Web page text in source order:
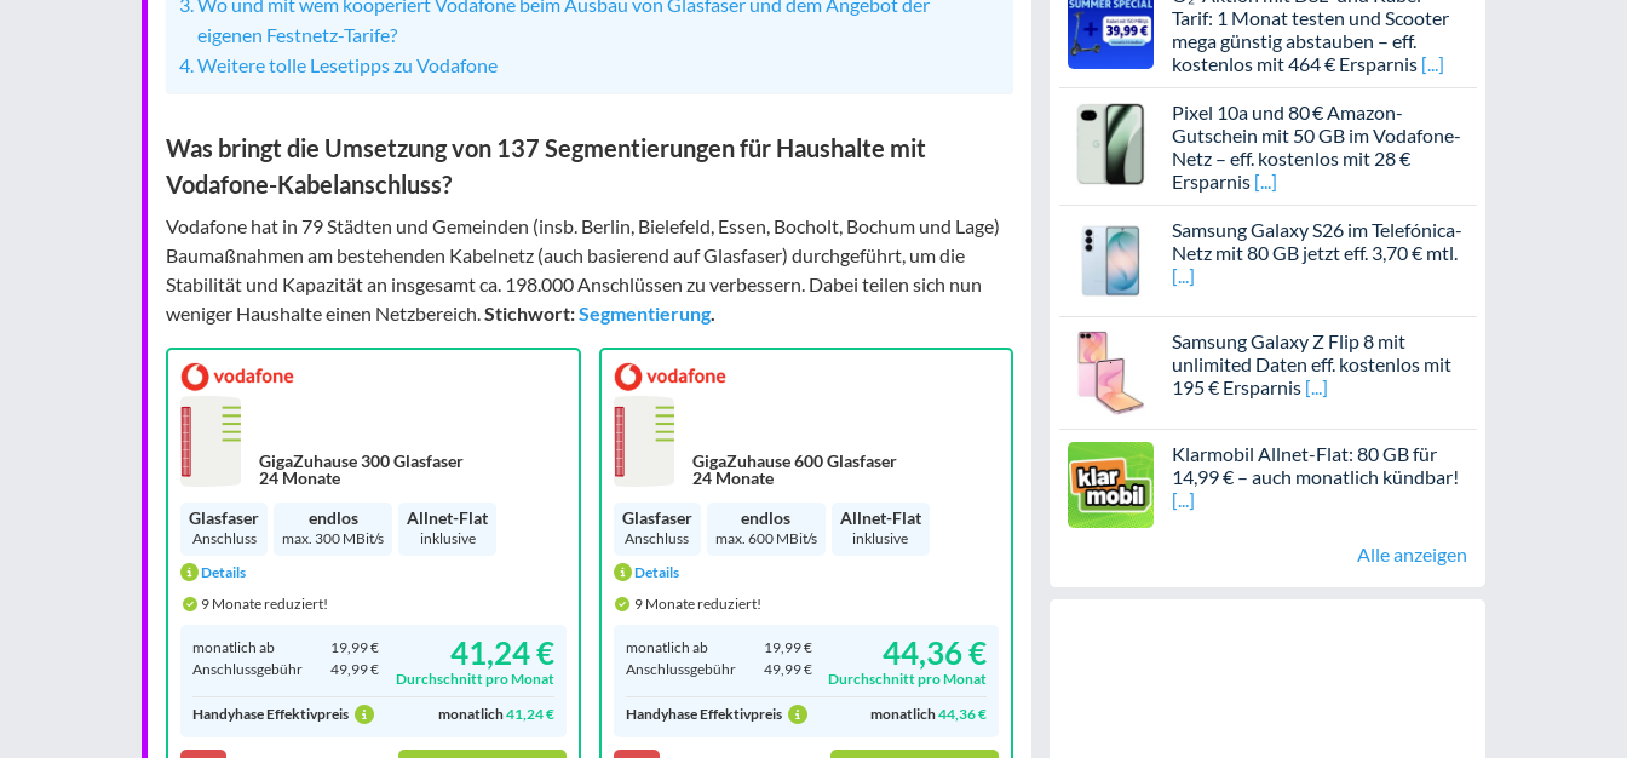
eigenen Festnetz-Tarife?
Weitere tolle Lesetipps zu Vodafone
Was bringt die Umsetzung von 137 Segmentierungen für Haushalte mit
Vodafone-Kabelanschluss?
Vodafone hat in 79 Städten und Gemeinden (insb. Berlin, Bielefeld, Essen, Bocholt, Bochum und Lage)
Baumaßnahmen am bestehenden Kabelnetz (auch basierend auf Glasfaser) durchgeführt, um die
Stabilität und Kapazität an insgesamt ca. 198.000 Anschlüssen zu verbessern. Dabei teilen sich nun
weniger Haushalte einen Netzbereich. Stichwort:Segmentierung
GigaZuhause 300 Glasfaser
24 Monate
Glasfaser
Anschluss
endlos
max. 300 MBit/s
Allnet-Flat
inklusive
Details
9 Monate reduziert!
monatlich ab
19,99 €
Anschluss­gebühr
49,99 € 41,24 €
Durchschnitt pro Monat
Handyhase Effektivpreis
monatlich41,24 €
GigaZuhause 600 Glasfaser
24 Monate
Glasfaser
Anschluss
endlos
max. 600 MBit/s
Allnet-Flat
inklusive
Details
9 Monate reduziert!
monatlich ab
19,99 €
Anschluss­gebühr
49,99 € 44,36 €
Durchschnitt pro Monat
Handyhase Effektivpreis
monatlich44,36 €
Tarif: 1 Monat testen und Scooter
mega günstig abstauben – eff.
kostenlos mit 464 € Ersparnis
Pixel 10a und 80 € Amazon-
Gutschein mit 50 GB im Vodafone-
Netz – eff. kostenlos mit 28 €
Ersparnis
Samsung Galaxy S26 im Telefónica-
Netz mit 80 GB jetzt eff. 3,70 € mtl.
Samsung Galaxy Z Flip 8 mit
unlimited Daten eff. kostenlos mit
195 € Ersparnis
Klarmobil Allnet-Flat: 80 GB für
14,99 € – auch monatlich kündbar!
Alle anzeigen